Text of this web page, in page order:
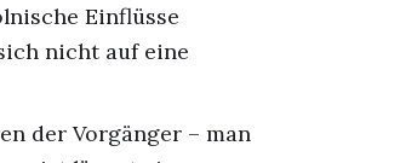
Einflüsse
nicht auf eine
der Vorgänger – man